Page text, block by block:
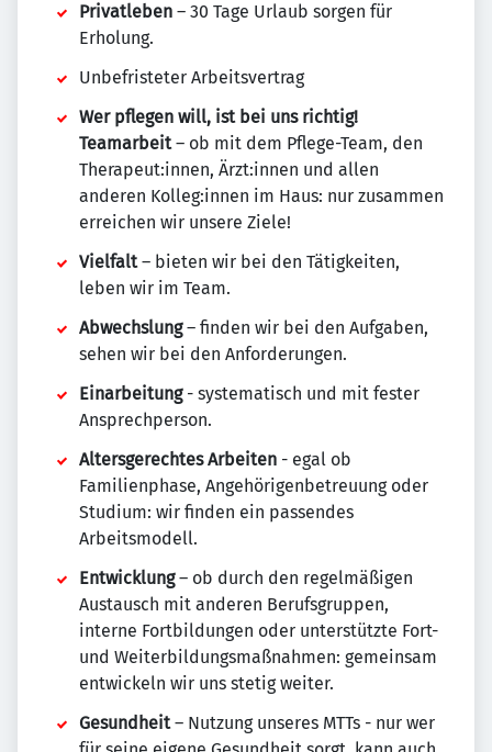
Privatleben – 30 Tage Urlaub sorgen für
Erholung.
Unbefristeter Arbeitsvertrag
Wer pflegen will, ist bei uns richtig!
Teamarbeit– ob mit dem Pflege-Team, den
Therapeut:innen, Ärzt:innen und allen
anderen Kolleg:innen im Haus: nur zusammen
erreichen wir unsere Ziele!
Vielfalt– bieten wir bei den Tätigkeiten,
leben wir im Team.
Abwechslung– finden wir bei den Aufgaben,
sehen wir bei den Anforderungen.
Einarbeitung- systematisch und mit fester
Ansprechperson.
Altersgerechtes Arbeiten - egal ob
Familienphase, Angehörigenbetreuung oder
Studium: wir finden ein passendes
Arbeitsmodell.
Entwicklung– ob durch den regelmäßigen
Austausch mit anderen Berufsgruppen,
interne Fortbildungen oder unterstützte Fort-
und Weiterbildungsmaßnahmen: gemeinsam
entwickeln wir uns stetig weiter.
Gesundheit– Nutzung unseres MTTs - nur wer